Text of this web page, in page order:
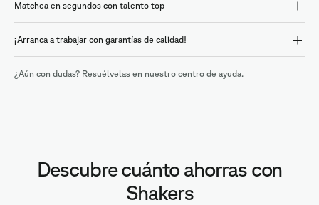
Matchea en segundos con talento top
¡Arranca a trabajar con garantías de calidad!
¿Aún con dudas? Resuélvelas en nuestro centro de ayuda.
Descubre cuánto ahorras con
Shakers